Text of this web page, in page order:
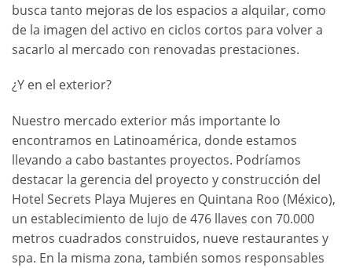
busca tanto mejoras de los espacios a alquilar, como
de la imagen del activo en ciclos cortos para volver a
sacarlo al mercado con renovadas prestaciones.
¿Y en el exterior?
Nuestro mercado exterior más importante lo
encontramos en Latinoamérica, donde estamos
llevando a cabo bastantes proyectos. Podríamos
destacar la gerencia del proyecto y construcción del
Hotel Secrets Playa Mujeres en Quintana Roo (México),
un establecimiento de lujo de 476 llaves con 70.000
metros cuadrados construidos, nueve restaurantes y
spa. En la misma zona, también somos responsables